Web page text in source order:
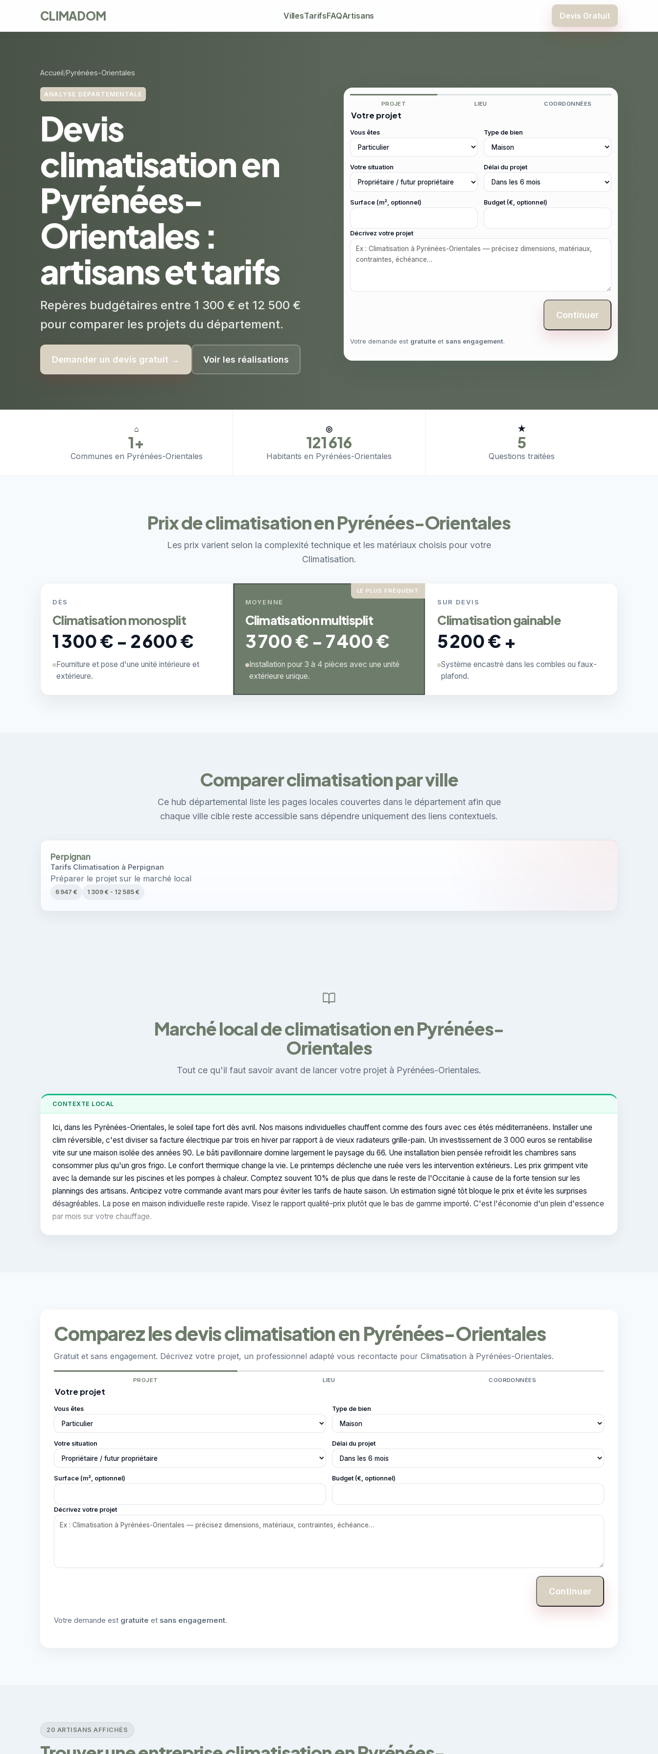
CLIMADOM VillesTarifsFAQArtisans Devis Gratuit
Accueil Pyrénées-Orientales
ANALYSE DÉPARTEMENTALE
Devis
climatisation en
Pyrénées-
Orientales :
artisans et tarifs
Repères budgétaires entre 1 300 € et 12 500 €
pour comparer les projets du département.
Demander un devis gratuit → Voir les réalisations
PROJET LIEU COORDONNÉES
Votre projet
Vous êtes Type de bien
Votre situation Délai du projet
Surface (m², optionnel) Budget (€, optionnel)
Décrivez votre projet
Continuer
Votre demande est gratuite et sans engagement.
⌂
1+
Communes en Pyrénées-Orientales
◎
121 616
Habitants en Pyrénées-Orientales
★
5
Questions traitées
Prix de climatisation en Pyrénées-Orientales
Les prix varient selon la complexité technique et les matériaux choisis pour votre
Climatisation.
DÈS
Climatisation monosplit
1 300 € - 2 600 €
Fourniture et pose d'une unité intérieure et
extérieure.
LE PLUS FRÉQUENT
MOYENNE
Climatisation multisplit
3 700 € - 7 400 €
Installation pour 3 à 4 pièces avec une unité
extérieure unique.
SUR DEVIS
Climatisation gainable
5 200 € +
Système encastré dans les combles ou faux-
plafond.
Comparer climatisation par ville
Ce hub départemental liste les pages locales couvertes dans le département afin que
chaque ville cible reste accessible sans dépendre uniquement des liens contextuels.
Perpignan
Tarifs Climatisation à Perpignan
Préparer le projet sur le marché local
6 947 € 1 309 € - 12 585 €
Marché local de climatisation en Pyrénées-
Orientales
Tout ce qu'il faut savoir avant de lancer votre projet à Pyrénées-Orientales.
CONTEXTE LOCAL
Ici, dans les Pyrénées-Orientales, le soleil tape fort dès avril. Nos maisons individuelles chauffent comme des fours avec ces étés méditerranéens. Installer une
clim réversible, c'est diviser sa facture électrique par trois en hiver par rapport à de vieux radiateurs grille-pain. Un investissement de 3 000 euros se rentabilise
vite sur une maison isolée des années 90. Le bâti pavillonnaire domine largement le paysage du 66. Une installation bien pensée refroidit les chambres sans
consommer plus qu'un gros frigo. Le confort thermique change la vie. Le printemps déclenche une ruée vers les intervention extérieurs. Les prix grimpent vite
avec la demande sur les piscines et les pompes à chaleur. Comptez souvent 10% de plus que dans le reste de l'Occitanie à cause de la forte tension sur les
plannings des artisans. Anticipez votre commande avant mars pour éviter les tarifs de haute saison. Un estimation signé tôt bloque le prix et évite les surprises
désagréables. La pose en maison individuelle reste rapide. Visez le rapport qualité-prix plutôt que le bas de gamme importé. C'est l'économie d'un plein d'essence
par mois sur votre chauffage.
Comparez les devis climatisation en Pyrénées-Orientales
Gratuit et sans engagement. Décrivez votre projet, un professionnel adapté vous recontacte pour Climatisation à Pyrénées-Orientales.
PROJET LIEU COORDONNÉES
Votre projet
Vous êtes Type de bien
Votre situation Délai du projet
Surface (m², optionnel) Budget (€, optionnel)
Décrivez votre projet
Continuer
Votre demande est gratuite et sans engagement.
20 ARTISANS AFFICHÉS